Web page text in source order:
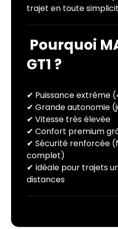
trajet en toute
Pourquoi
GT1 ?
✔ Puissance extrême
✔ Grande autonomie
✔ Vitesse très élevée
✔ Confort premium
✔ Sécurité renforcée
complet)
✔ Idéale pour trajets
distances